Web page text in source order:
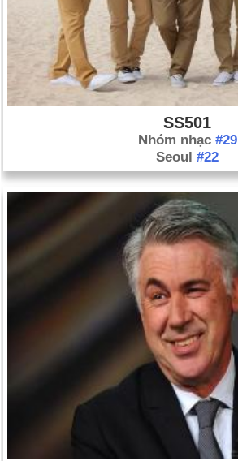
SS501
Nhóm nhạc #29
Seoul #22